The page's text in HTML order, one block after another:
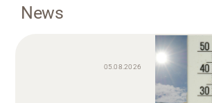
News
05.08.2026